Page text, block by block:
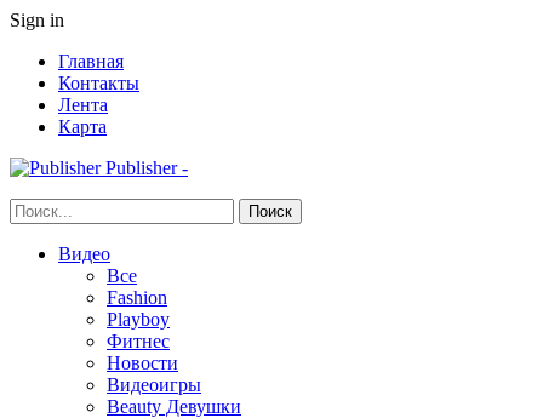
Sign in
Главная
Контакты
Лента
Карта
Publisher -
Видео
Все
Fashion
Playboy
Фитнес
Новости
Видеоигры
Beauty Девушки